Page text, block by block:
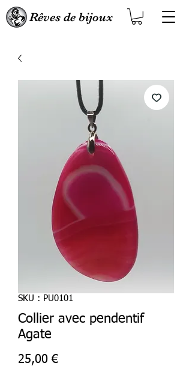
Rêves de bijoux
SKU : PU0101
Collier avec pendentif
Agate
25,00 €Prix